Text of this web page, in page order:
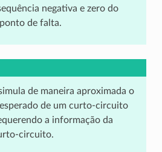
negativa e zero do
de falta.
de maneira aproximada o
de um curto-circuito
a informação da
circuito.